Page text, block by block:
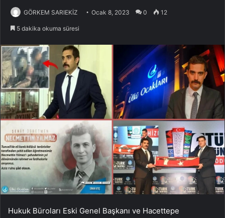
GÖRKEM SARIEKİZ Ocak 8, 2023 0 12
5 dakika okuma süresi
Hukuk Büroları Eski Genel Başkanı ve Hacettepe